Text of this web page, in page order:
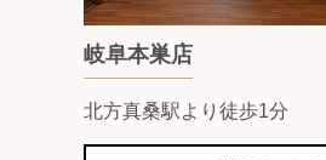
岐阜本巣店
北方真桑駅より徒歩1分